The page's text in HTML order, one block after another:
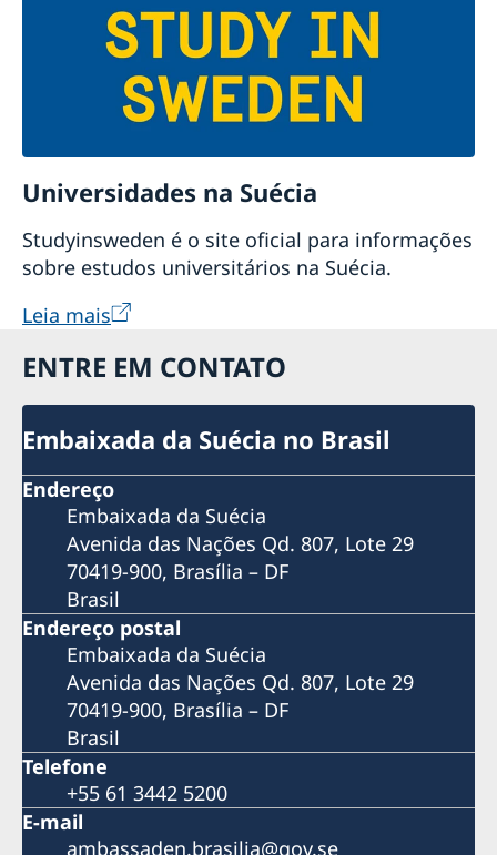
Universidades na Suécia
Studyinsweden é o site oficial para informações
sobre estudos universitários na Suécia.
Leia mais
ENTRE EM CONTATO
Embaixada da Suécia no Brasil
Endereço
Embaixada da Suécia
Avenida das Nações Qd. 807, Lote 29
70419-900, Brasília – DF
Brasil
Endereço postal
Embaixada da Suécia
Avenida das Nações Qd. 807, Lote 29
70419-900, Brasília – DF
Brasil
Telefone
+55 61 3442 5200
E-mail
ambassaden.brasilia@gov.se